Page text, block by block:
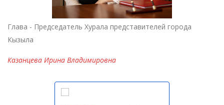
Глава - Председатель Хурала представителей города
Кызыла
Казанцева Ирина Владимировна